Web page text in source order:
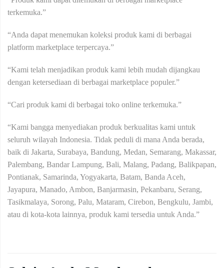
terkemuka.”
“Anda dapat menemukan koleksi produk kami di berbagai
platform marketplace terpercaya.”
“Kami telah menjadikan produk kami lebih mudah dijangkau
dengan ketersediaan di berbagai marketplace populer.”
“Cari produk kami di berbagai toko online terkemuka.”
“Kami bangga menyediakan produk berkualitas kami untuk
seluruh wilayah Indonesia. Tidak peduli di mana Anda berada,
baik di Jakarta, Surabaya, Bandung, Medan, Semarang, Makassar,
Palembang, Bandar Lampung, Bali, Malang, Padang, Balikpapan,
Pontianak, Samarinda, Yogyakarta, Batam, Banda Aceh,
Jayapura, Manado, Ambon, Banjarmasin, Pekanbaru, Serang,
Tasikmalaya, Sorong, Palu, Mataram, Cirebon, Bengkulu, Jambi,
atau di kota-kota lainnya, produk kami tersedia untuk Anda.”